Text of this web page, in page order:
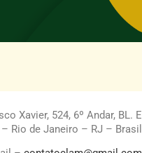
Xavier, 524, 6º Andar, BL. E
Rio de Janeiro – RJ – Brasil